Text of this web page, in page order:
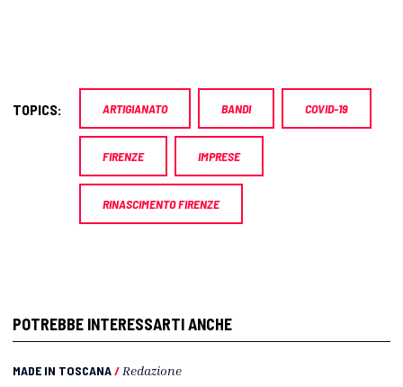
TOPICS: ARTIGIANATO BANDI COVID-19
FIRENZE IMPRESE
RINASCIMENTO FIRENZE
POTREBBE INTERESSARTI ANCHE
MADE IN TOSCANA/ Redazione